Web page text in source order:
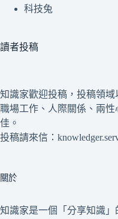
科技兔
讀者投稿
知識家歡迎投稿，投稿領域
職場工作、人際關係、兩
佳。
投稿請來信：
關於
知識家是一個「分享知識